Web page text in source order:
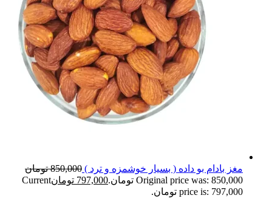
مغز بادام بو داده ( بسیار خوشمزه و ترد ) 850,000 تومان
Original price was: 850,000 تومان.
797,000 تومانCurrent
price is: 797,000 تومان.